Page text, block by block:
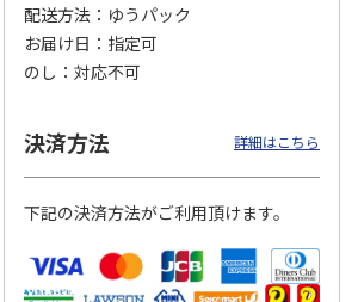
17,000円
(送料・税込)
配送方法
ゆうパック
お届け日
指定可
のし
対応不可
決済方法 詳細はこちら
下記の決済方法がご利用頂けます。